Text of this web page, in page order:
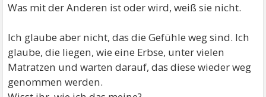
Was mit der Anderen ist oder wird, weiß sie nicht.
Ich glaube aber nicht, das die Gefühle weg sind. Ich
glaube, die liegen, wie eine Erbse, unter vielen
Matratzen und warten darauf, das diese wieder weg
genommen werden.